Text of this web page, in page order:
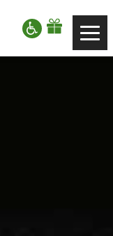
דלג לסרגל הניווט
דלג לתוכן
Toggle
navigation